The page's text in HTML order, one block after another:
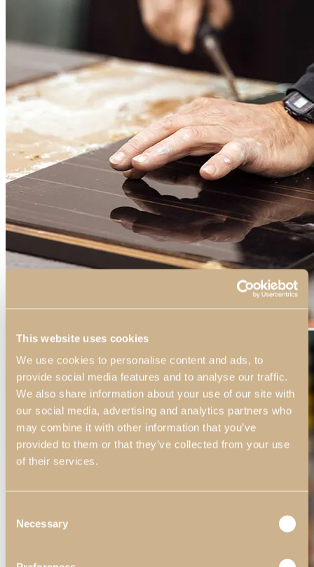
This website uses cookies
We use cookies to personalise content and ads, to
provide social media features and to analyse our traffic.
We also share information about your use of our site with
our social media, advertising and analytics partners who
may combine it with other information that you’ve
provided to them or that they’ve collected from your use
of their services.
Selection
Necessary